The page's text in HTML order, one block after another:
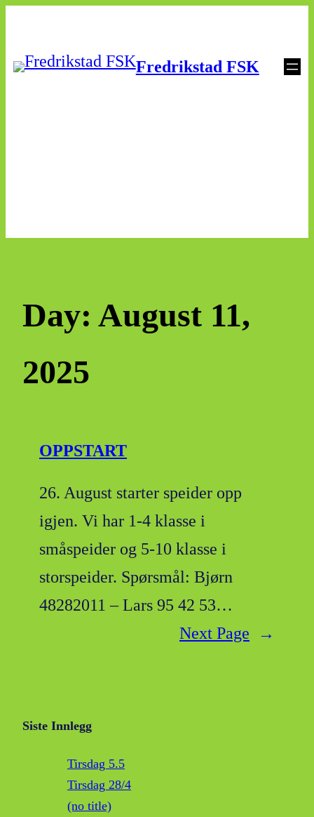
content
Fredrikstad FSK
Day: August 11,
2025
OPPSTART
26. August starter speider opp
igjen. Vi har 1-4 klasse i
småspeider og 5-10 klasse i
storspeider. Spørsmål: Bjørn
48282011 – Lars 95 42 53…
Next Page
→
Siste Innlegg
Tirsdag 5.5
Tirsdag 28/4
(no title)